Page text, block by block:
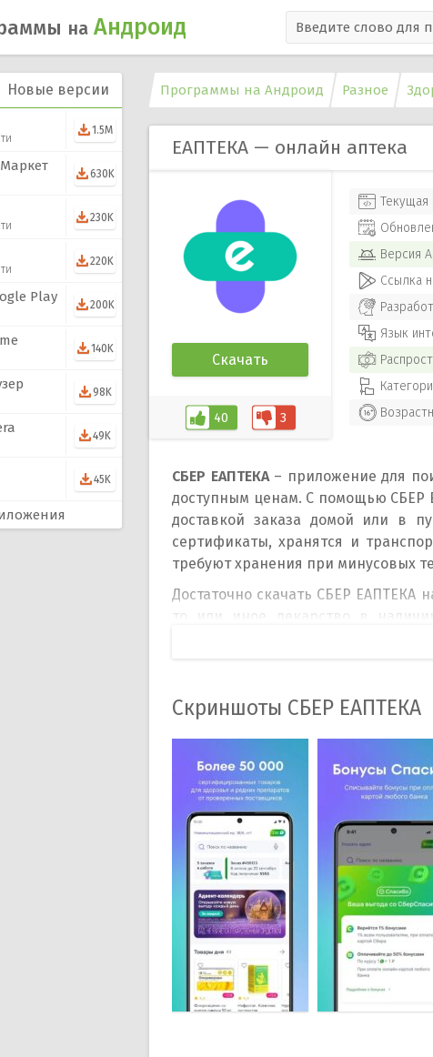
на Андроид
Новые версии
1.5M
630K
230K
220K
Play 200K
140K
98K
49K
45K
Программы на Андроид Разное
ЕАПТЕКА — онлайн аптека
Скачать
40 3
Текущая
Версия
Ссылка
Язык
СБЕР ЕАПТЕКА– приложение для
доступным ценам. С помощью СБЕР
доставкой заказа домой или в
сертификаты, хранятся и
требуют хранения при минусовых
Достаточно скачать СБЕР ЕАПТЕКА
то или иное лекарство в
лекарства через приложения
препарат имеет подробную
уведомлений. Оплатить покупку
Основные особенности
Широкий выбор лекарственных
Доставка домой или в пункт
Каждый товар имеет
Уведомления о новых акциях и
Голосовой поиск, поиск по штрих
Полное описание и инструкция
Выгодные цены, оплата картой.
Скриншоты СБЕР ЕАПТЕКА